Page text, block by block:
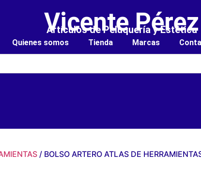
Vicente Pérez
Artículos de Peluquería y Estética
Quienes somos Tienda Marcas
/ BOLSO ARTERO ATLAS DE